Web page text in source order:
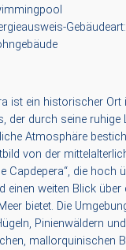
Gebäudeart:
ist ein historischer
der durch seine ruhige
Atmosphäre
von der
Capdepera“, die hoch
einen weiten Blick
bietet. Die
Pinienwäldern
mallorquinischen